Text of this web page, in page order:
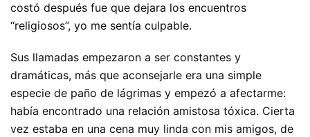
costó después fue que dejara los encuentros
“religiosos”, yo me sentía culpable.
Sus llamadas empezaron a ser constantes y
dramáticas, más que aconsejarle era una simple
especie de paño de lágrimas y empezó a afectarme:
había encontrado una relación amistosa tóxica. Cierta
vez estaba en una cena muy linda con mis amigos, de